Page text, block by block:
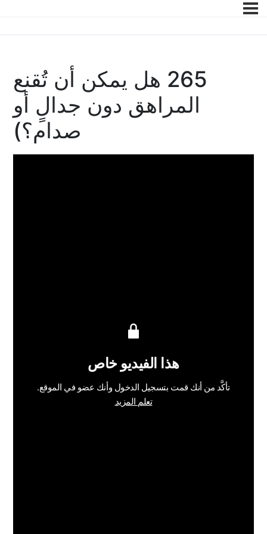
265 هل يمكن أن تُقنع
المراهق دون جدالٍ أو
صدام؟)